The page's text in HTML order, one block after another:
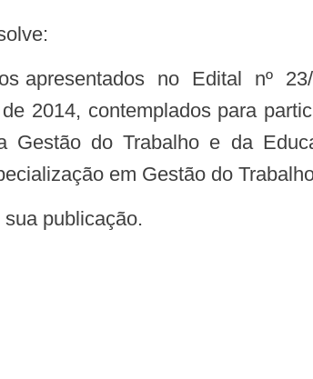
2014, contemplados para
Gestão do Trabalho e da
em Gestão do
sua publicação.